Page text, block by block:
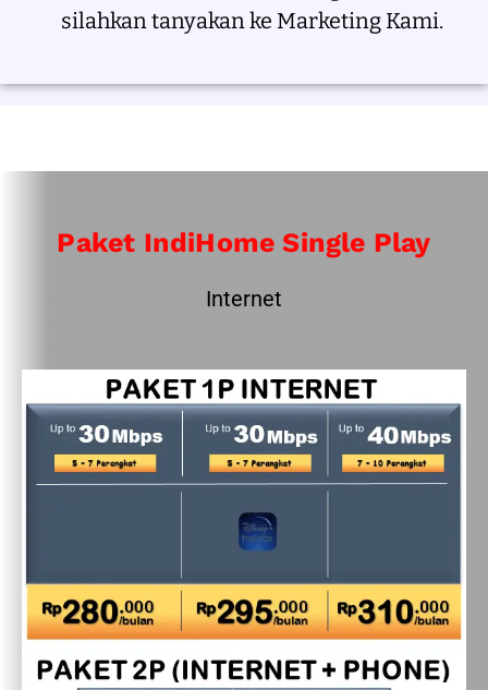
silahkan tanyakan ke Marketing Kami.
Paket IndiHome Single Play
Internet